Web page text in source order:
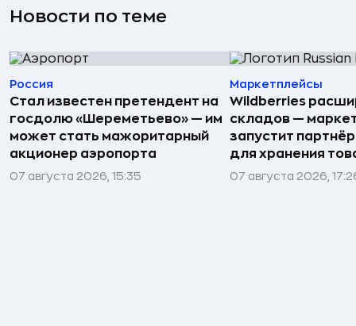
Новости по теме
Россия
Стал известен претендент на
госдолю «Шереметьево» — им
может стать мажоритарный
акционер аэропорта
07 августа 2026, 15:35
Маркетплейсы
Wildberries
складов —
запустит
для хранения
07 августа 2026,